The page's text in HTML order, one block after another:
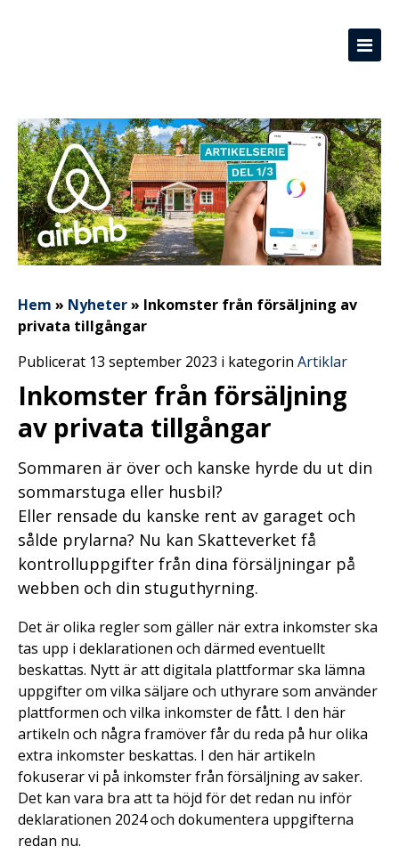
Hem » Nyheter» Inkomster från försäljning av
privata tillgångar
Publicerat 13 september 2023 i kategorin Artiklar
Inkomster från försäljning
av privata tillgångar
Sommaren är över och kanske hyrde du ut din
sommarstuga eller husbil?
Eller rensade du kanske rent av garaget och
sålde prylarna? Nu kan Skatteverket få
kontrolluppgifter från dina försäljningar på
webben och din stuguthyrning.
Det är olika regler som gäller när extra inkomster ska
tas upp i deklarationen och därmed eventuellt
beskattas. Nytt är att digitala plattformar ska lämna
uppgifter om vilka säljare och uthyrare som använder
plattformen och vilka inkomster de fått. I den här
artikeln och några framöver får du reda på hur olika
extra inkomster beskattas. I den här artikeln
fokuserar vi på inkomster från försäljning av saker.
Det kan vara bra att ta höjd för det redan nu inför
deklarationen 2024 och dokumentera uppgifterna
redan nu.